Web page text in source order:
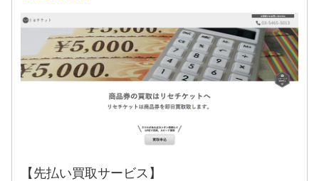
【先払い買取サービス】